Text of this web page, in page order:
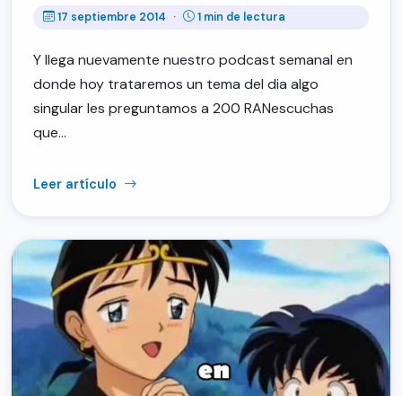
17 septiembre 2014 · 1 min de lectura
Y llega nuevamente nuestro podcast semanal en
donde hoy trataremos un tema del dia algo
singular les preguntamos a 200 RANescuchas
que…
Leer artículo